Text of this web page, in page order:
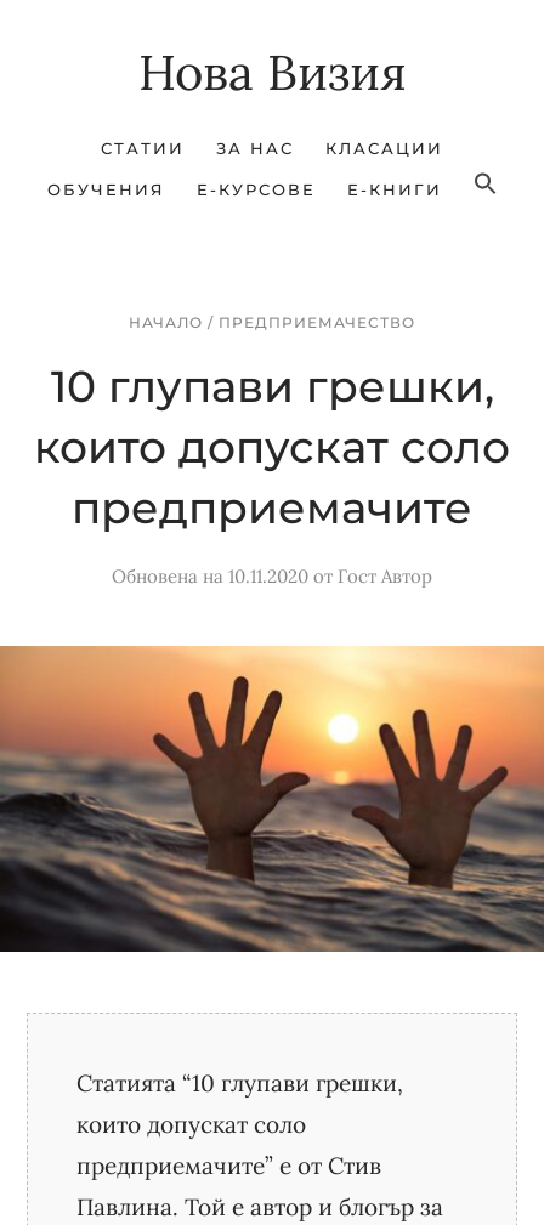
Нова Визия
СТАТИИ ЗА НАС КЛАСАЦИИ
ОБУЧЕНИЯ Е-КУРСОВЕ Е-КНИГИ
НАЧАЛО / ПРЕДПРИЕМАЧЕСТВО
10 глупави грешки,
които допускат соло
предприемачите
Обновена на 10.11.2020 от Гост Автор
Статията “10 глупави грешки,
които допускат соло
предприемачите” е от Стив
Павлина. Той е автор и блогър за